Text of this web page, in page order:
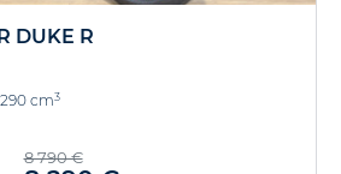
DUKE R
cm3
8 790 €